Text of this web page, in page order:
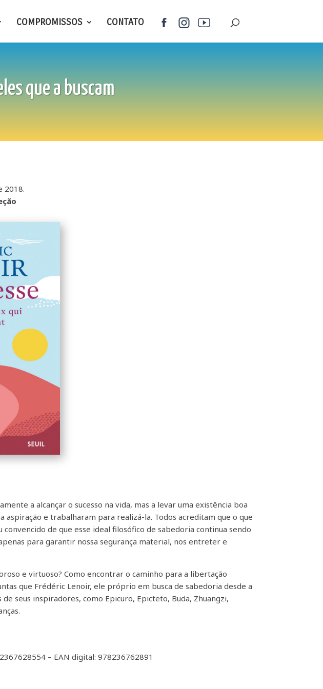
COMPROMISSOS CONTATO
que a buscam
2018.
a alcançar o sucesso na vida, mas a levar uma existência boa
e trabalharam para realizá-la. Todos acreditam que o que
de que esse ideal filosófico de sabedoria continua sendo
para garantir nossa segurança material, nos entreter e
e virtuoso? Como encontrar o caminho para a libertação
que Frédéric Lenoir, ele próprio em busca de sabedoria desde a
seus inspiradores, como Epicuro, Epicteto, Buda, Zhuangzi,
– EAN digital: 978236762891